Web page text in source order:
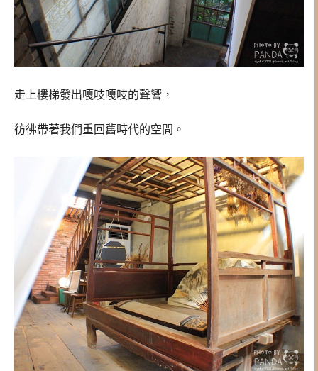
走上樓梯發出嘎吱嘎吱的聲響，
彷彿帶著我們重回舊時代的空間。